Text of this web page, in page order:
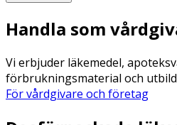
Handla som
Vi erbjuder läkemedel,
förbrukningsmaterial och
För vårdgivare och företag